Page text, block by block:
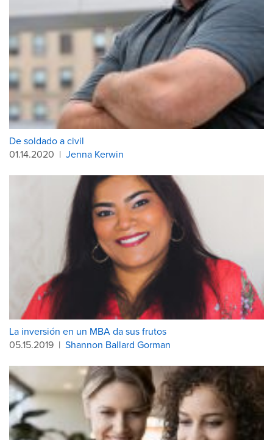
De soldado a civil
01.14.2020 | Jenna Kerwin
La inversión en un MBA da sus frutos
05.15.2019 | Shannon Ballard Gorman